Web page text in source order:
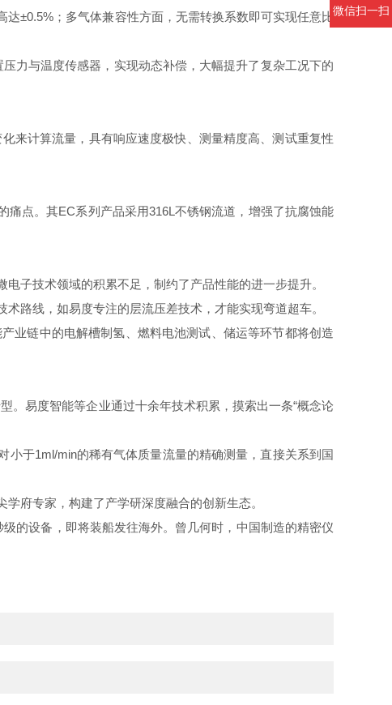
±0.5%；多气体兼容性方面，无需转换系数即可实现任意比
力与温度传感器，实现动态补偿，大幅提升了复杂工况下的
来计算流量，具有响应速度极快、测量精度高、测试重复性
点。其EC系列产品采用316L不锈钢流道，增强了抗腐蚀能
子技术领域的积累不足，制约了产品性能的进一步提升。
路线，如易度专注的层流压差技术，才能实现弯道超车。
业链中的电解槽制氢、燃料电池测试、储运等环节都将创造
。易度智能等企业通过十余年技术积累，摸索出一条“概念论
于1ml/min的稀有气体质量流量的精确测量，直接关系到国
府专家，构建了产学研深度融合的创新生态。
的设备，即将装船发往海外。曾几何时，中国制造的精密仪
微信扫一扫